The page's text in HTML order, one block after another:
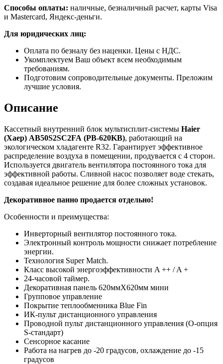
Способы оплаты: наличные, безналичный расчет, карты Visa
и Mastercard, Яндекс-деньги.
Для юридических лиц:
Оплата по безналу без наценки. Цены с НДС.
Укомплектуем Ваш объект всем необходимым
требованиям.
Подготовим сопроводительные документы. Преложим
лучшие условия.
Описание
Кассетный внутренний блок мультисплит-системы Haier
(Хаер) AB50S2SC2FA (PB-620KB), работающий на
экологическом хладагенте R32. Гарантирует эффективное
распределение воздуха в помещении, продувается с 4 сторон.
Используется двигатель вентилятора постоянного тока для
эффективной работы. Сливной насос позволяет воде стекать,
создавая идеальное решение для более сложных установок.
Декоративное панно продается отдельно!
Особенности и преимущества:
Инверторный вентилятор постоянного тока.
Электронный контроль мощности снижает потребление
энергии.
Технология Super Match.
Класс высокой энергоэффективности A ++ / A +
24-часовой таймер.
Декоративная панель 620ммХ620мм мини
Групповое управление
Покрытие теплообменника Blue Fin
ИК-пульт дистанционного управления
Проводной пульт дистанционного управления (O-опция
S-стандарт)
Сенсорное касание
Работа на нагрев до -20 градусов, охлаждение до -15
градусов